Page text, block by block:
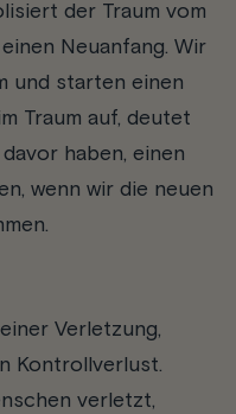
der Traum vom
Neuanfang. Wir
und starten einen
Traum auf, deutet
haben, einen
wenn wir die neuen
Verletzung,
Kontrollverlust.
verletzt,